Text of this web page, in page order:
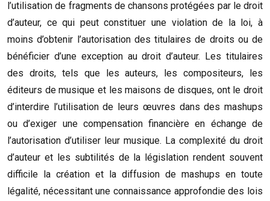
l’utilisation de fragments de chansons protégées par le droit
d’auteur, ce qui peut constituer une violation de la loi, à
moins d’obtenir l’autorisation des titulaires de droits ou de
bénéficier d’une exception au droit d’auteur. Les titulaires
des droits, tels que les auteurs, les compositeurs, les
éditeurs de musique et les maisons de disques, ont le droit
d’interdire l’utilisation de leurs œuvres dans des mashups
ou d’exiger une compensation financière en échange de
l’autorisation d’utiliser leur musique. La complexité du droit
d’auteur et les subtilités de la législation rendent souvent
difficile la création et la diffusion de mashups en toute
légalité, nécessitant une connaissance approfondie des lois